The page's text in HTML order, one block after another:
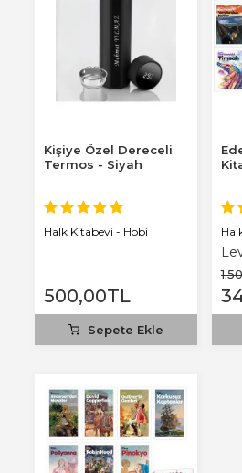
Kişiye Özel Dereceli
Termos - Siyah
Halk Kitabevi - Hobi
500,00TL
Sepete Ekle